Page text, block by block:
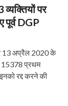
पर
पूर्व DGP
13 अप्रैल 2020 के
15378 प्रथम
रद्द करने की